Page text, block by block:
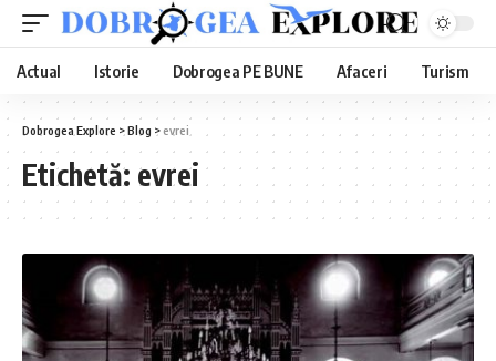
Actual Istorie Dobrogea PE BUNE Afaceri Turism
Dobrogea Explore >Blog >evrei
Etichetă: evrei